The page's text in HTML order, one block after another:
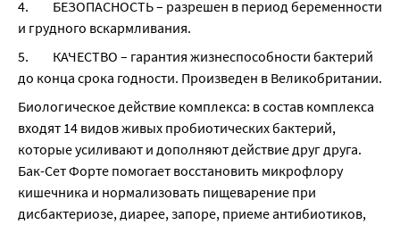
4.         БЕЗОПАСНОСТЬ – разрешен в период беременности
и грудного вскармливания.
5.         КАЧЕСТВО – гарантия жизнеспособности бактерий
до конца срока годности. Произведен в Великобритании.
Биологическое действие комплекса: в состав комплекса
входят 14 видов живых пробиотических бактерий,
которые усиливают и дополняют действие друг друга.
Бак-Сет Форте помогает восстановить микрофлору
кишечника и нормализовать пищеварение при
дисбактериозе, диарее, запоре, приеме антибиотиков,